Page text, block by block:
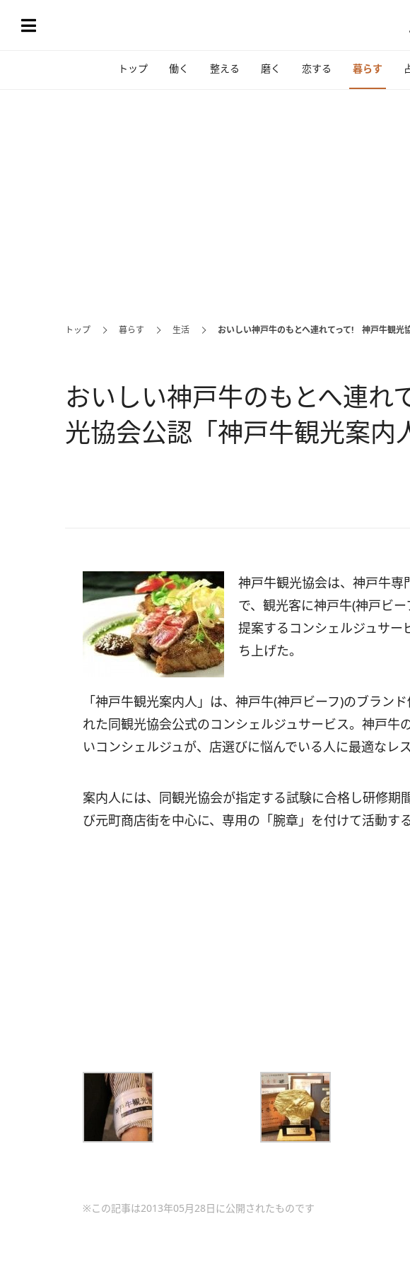
トップ 働く 整える 磨く 恋する 暮らす
トップ 暮らす 生活 おいしい神戸牛のもとへ連れてって! 神戸牛観光
おいしい神戸牛のもとへ連
光協会公認「神戸牛観光案内
神戸牛観光協会は、神戸牛
で、観光客に神戸牛(神戸ビ
提案するコンシェルジュサー
ち上げた。
「神戸牛観光案内人」は、神戸牛(神戸ビーフ)のブラン
れた同観光協会公式のコンシェルジュサービス。神戸牛
いコンシェルジュが、店選びに悩んでいる人に最適なレ
案内人には、同観光協会が指定する試験に合格し研修期
び元町商店街を中心に、専用の「腕章」を付けて活動す
※この記事は2013年05月28日に公開されたものです